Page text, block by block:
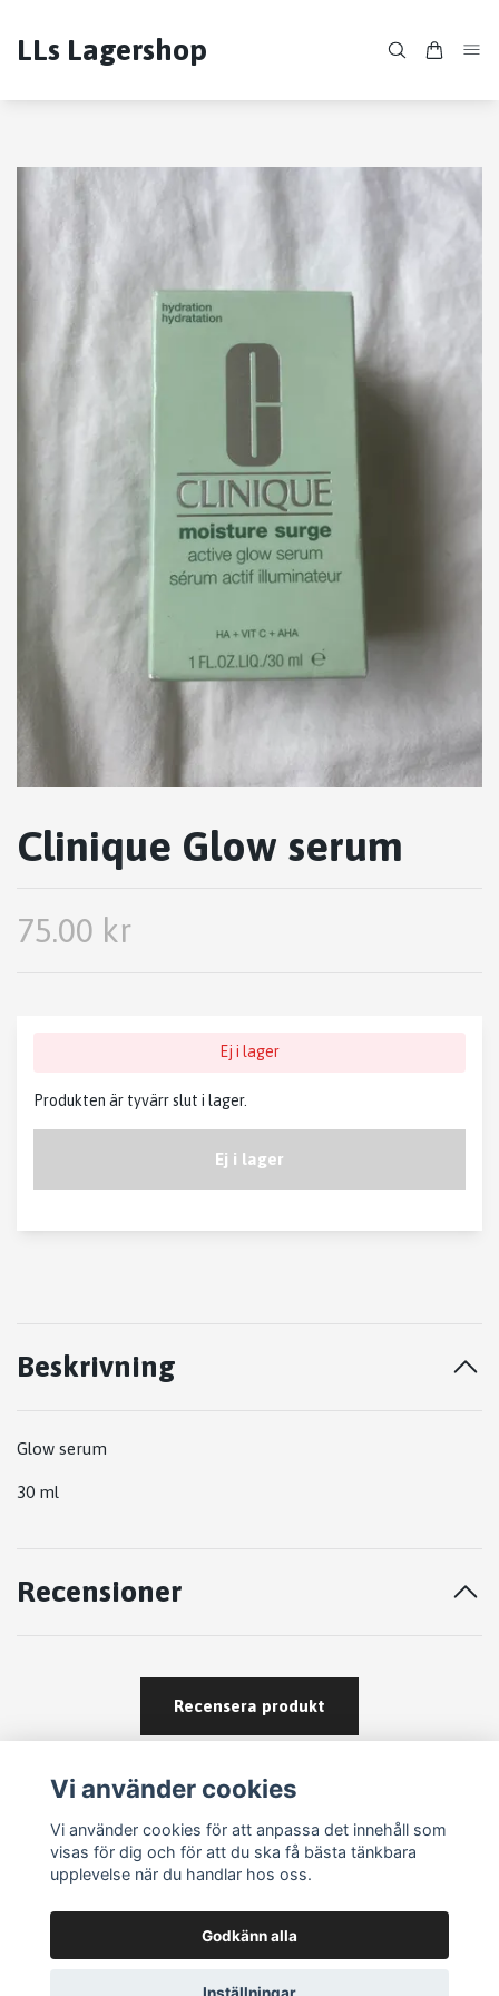
LLs Lagershop
Clinique Glow serum
75.00 kr
Ej i lager
Produkten är tyvärr slut i lager.
Ej i lager
Beskrivning
Glow serum
30 ml
Recensioner
Recensera produkt
Om köp och returer
Vi använder cookies
Vi använder cookies för att anpassa det innehåll som
visas för dig och för att du ska få bästa tänkbara
upplevelse när du handlar hos oss.
Godkänn alla